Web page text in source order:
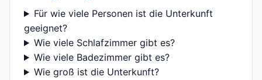
Für wie viele Personen ist die Unterkunft
geeignet?
Wie viele Schlafzimmer gibt es?
Wie viele Badezimmer gibt es?
Wie groß ist die Unterkunft?